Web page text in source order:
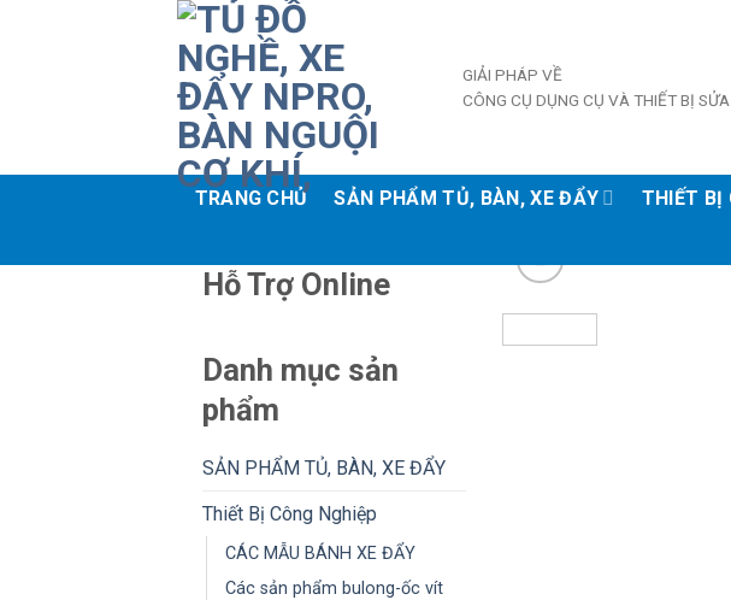
GIẢI PHÁP VỀ
CÔNG CỤ DỤNG CỤ VÀ THIẾT BỊ
TRANG CHỦ SẢN PHẨM TỦ, BÀN, XE ĐẨY THIẾT BỊ
Hỗ Trợ Online
Danh mục sản
phẩm
SẢN PHẨM TỦ, BÀN, XE ĐẨY
Thiết Bị Công Nghiệp
CÁC MẪU BÁNH XE ĐẨY
Các sản phẩm bulong-ốc vít